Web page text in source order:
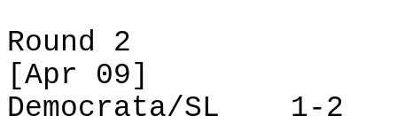
Round 2
[Apr 09]
Democrata/SL 1-2